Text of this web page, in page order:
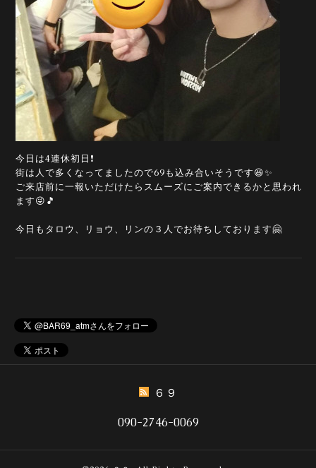
今日は4連休初日❗
街は人で多くなってましたので69も込み合いそうです😆✨
ご来店前に一報いただけたらスムーズにご案内できるかと思われ
ます😜🎵
今日もタロウ、リョウ、リンの３人でお待ちしております🤗
６９
090-2746-0069